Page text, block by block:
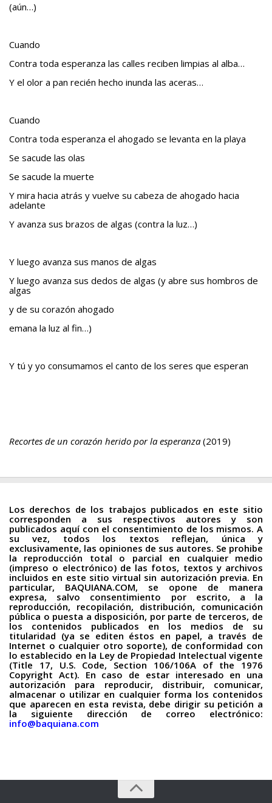
(aún…)
Cuando
Contra toda esperanza las calles reciben limpias al alba…
Y el olor a pan recién hecho inunda las aceras…
Cuando
Contra toda esperanza el ahogado se levanta en la playa
Se sacude las olas
Se sacude la muerte
Y mira hacia atrás y vuelve su cabeza de ahogado hacia
adelante
Y avanza sus brazos de algas (contra la luz…)
Y luego avanza sus manos de algas
Y luego avanza sus dedos de algas (y abre sus hombros de
algas
y de su corazón ahogado
emana la luz al fin…)
Y tú y yo consumamos el canto de los seres que esperan
Recortes de un corazón herido por la esperanza (2019)
Los derechos de los trabajos publicados en este sitio
corresponden a sus respectivos autores y son
publicados aquí con el consentimiento de los mismos. A
su vez, todos los textos reflejan, única y
exclusivamente, las opiniones de sus autores. Se prohibe
la reproducción total o parcial en cualquier medio
(impreso o electrónico) de las fotos, textos y archivos
incluidos en este sitio virtual sin autorización previa. En
particular, BAQUIANA.COM, se opone de manera
expresa, salvo consentimiento por escrito, a la
reproducción, recopilación, distribución, comunicación
pública o puesta a disposición, por parte de terceros, de
los contenidos publicados en los medios de su
titularidad (ya se editen éstos en papel, a través de
Internet o cualquier otro soporte), de conformidad con
lo establecido en la Ley de Propiedad Intelectual vigente
(Title 17, U.S. Code, Section 106/106A of the 1976
Copyright Act). En caso de estar interesado en una
autorización para reproducir, distribuir, comunicar,
almacenar o utilizar en cualquier forma los contenidos
que aparecen en esta revista, debe dirigir su petición a
la siguiente dirección de correo electrónico:
info@baquiana.com